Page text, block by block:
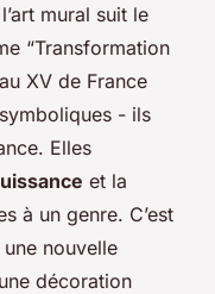
mural suit le
“Transformation
XV de France
- ils
Elles
et la
à un genre. C’est
nouvelle
décoration